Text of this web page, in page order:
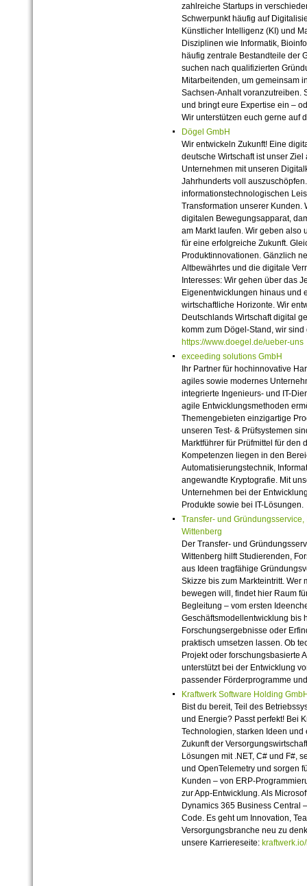
zahlreiche Startups in
Schwerpunkt häufig auf
Künstlicher Intelligenz (KI) und
Disziplinen wie Informatik,
häufig zentrale Bestandteile der
suchen nach qualifizierten
Mitarbeitenden, um gemeinsam
Sachsen-Anhalt voranzutreiben.
und bringt eure Expertise ein –
Wir unterstützen euch gerne auf
Dögel GmbH
Wir entwickeln Zukunft! Eine
deutsche Wirtschaft ist unser
Unternehmen mit unseren
Jahrhunderts voll
informationstechnologischen
Transformation unserer Kunden.
digitalen Bewegungsapparat,
am Markt laufen. Wir geben also
für eine erfolgreiche Zukunft.
Produktinnovationen. Gänzlich
Altbewährtes und die digitale
Interesses: Wir gehen über das
Eigenentwicklungen hinaus und
wirtschaftliche Horizonte. Wir
Deutschlands Wirtschaft digital
komm zum Dögel-Stand, wir
https://www.doegel.de/ueber-uns
exceeding solutions GmbH
Ihr Partner für hochinnovative
agiles sowie modernes
integrierte Ingenieurs- und IT-
agile Entwicklungsmethoden
Themengebieten einzigartige
unseren Test- & Prüfsystemen
Marktführer für Prüfmittel für den
Kompetenzen liegen in den
Automatisierungstechnik,
angewandte Kryptografie. Mit
Unternehmen bei der
Produkte sowie bei IT-Lösungen.
Transfer- und
Wittenberg
Der Transfer- und
Wittenberg hilft Studierenden,
aus Ideen tragfähige
Skizze bis zum Markteintritt. Wer
bewegen will, findet hier Raum
Begleitung – vom ersten
Geschäftsmodellentwicklung bis
Forschungsergebnisse oder
praktisch umsetzen lassen. Ob
Projekt oder forschungsbasierte
unterstützt bei der Entwicklung
passender Förderprogramme
Kraftwerk Software Holding
Bist du bereit, Teil des
und Energie? Passt perfekt! Bei
Technologien, starken Ideen
Zukunft der
Lösungen mit .NET, C# und F#,
und OpenTelemetry und sorgen
Kunden – von ERP-
zur App-Entwicklung. Als
Dynamics 365 Business Central
Code. Es geht um Innovation,
Versorgungsbranche neu zu
unsere Karriereseite: